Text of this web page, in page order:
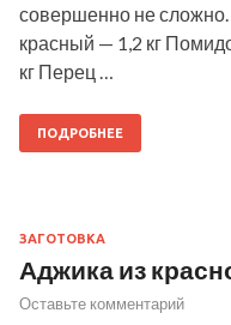
совершенно не
красный — 1,2 кг
кг Перец …
ПОДРОБНЕЕ
ЗАГОТОВКА
Аджика из
Оставьте комментарий